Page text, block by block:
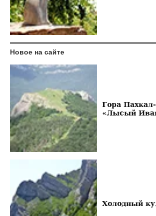
Новое на сайте
Гора
«Лысый
Холодный